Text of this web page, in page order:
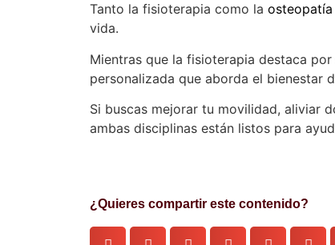
Tanto la fisioterapia como la osteopatía
vida.
Mientras que la fisioterapia destaca
personalizada que aborda el bienestar
Si buscas mejorar tu movilidad, aliviar
ambas disciplinas están listos para
¿Quieres compartir este contenido?